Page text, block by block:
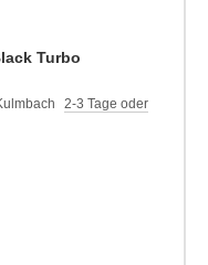
Turbo
2-3 Tage oder